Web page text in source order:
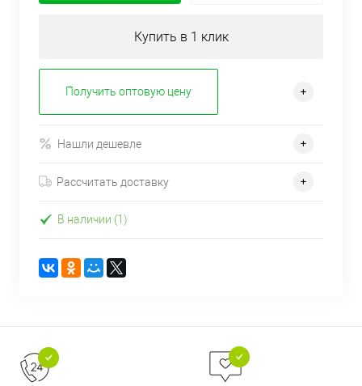
Купить в 1 клик
Получить оптовую цену
Нашли дешевле
Рассчитать доставку
В наличии (1)